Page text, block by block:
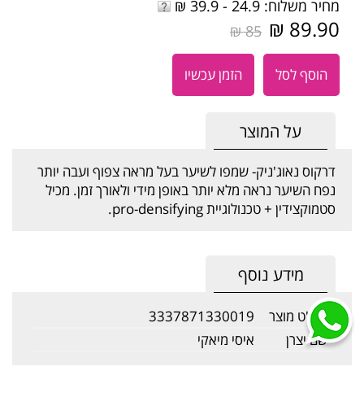
מחיר משלוח: 24.9 - 39.9 ₪
89.90 ₪
85 ₪
הוסף לסל הזמן עכשיו
על המוצר
דרקוס נאוג'ניק- שמפו לשיער בעל מראה צפוף ועבה יותר
נפח השיער נראה מלא יותר באופן מידי ולאורך זמן. מכיל
סטמוקצידין + טכנולוגיית pro-densifying.
מידע נוסף
מק"ט מוצר
3337871330019
שם יצרן
איסי מיאקי